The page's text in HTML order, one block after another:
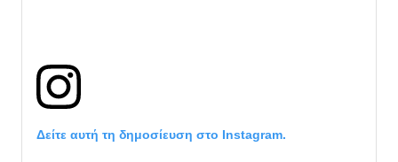
Δείτε αυτή τη δημοσίευση στο Instagram.